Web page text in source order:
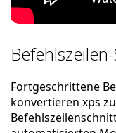
Fortgeschrittene
konvertieren xps